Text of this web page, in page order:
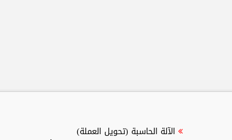
الآلة الحاسبة (تحويل العملة)